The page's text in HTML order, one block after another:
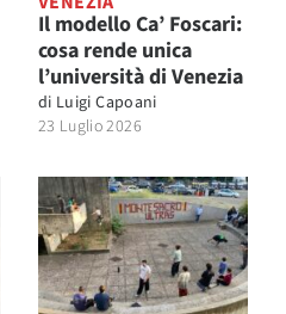
Il modello Ca’ Foscari:
cosa rende unica
l’università di Venezia
di Luigi Capoani
23 Luglio 2026